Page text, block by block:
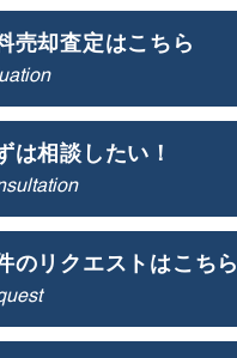
売却査定はこちら
は相談したい！
のリクエストはこちら